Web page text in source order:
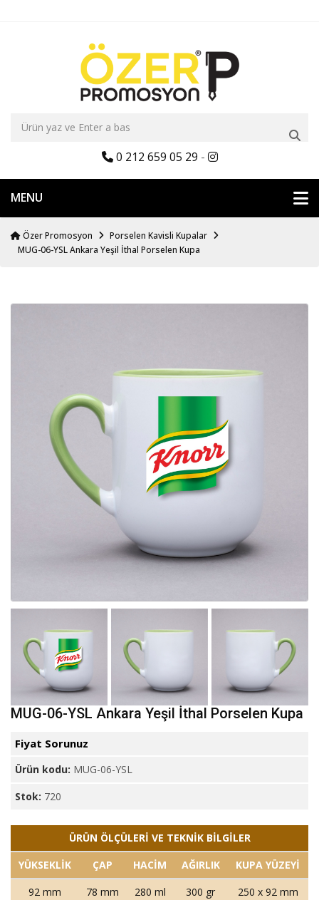
0 212 659 05 29 -
MENU
Özer Promosyon
Porselen Kavisli Kupalar
MUG-06-YSL Ankara Yeşil İthal Porselen Kupa
MUG-06-YSL Ankara Yeşil İthal Porselen Kupa
Fiyat Sorunuz
Ürün kodu: MUG-06-YSL
Stok: 720
ÜRÜN ÖLÇÜLERİ VE TEKNİK BİLGİLER
YÜKSEKLİK
ÇAP HACİM AĞIRLIK
KUPA YÜZEYİ
92 mm
78 mm 280 ml 300 gr 250 x 92 mm